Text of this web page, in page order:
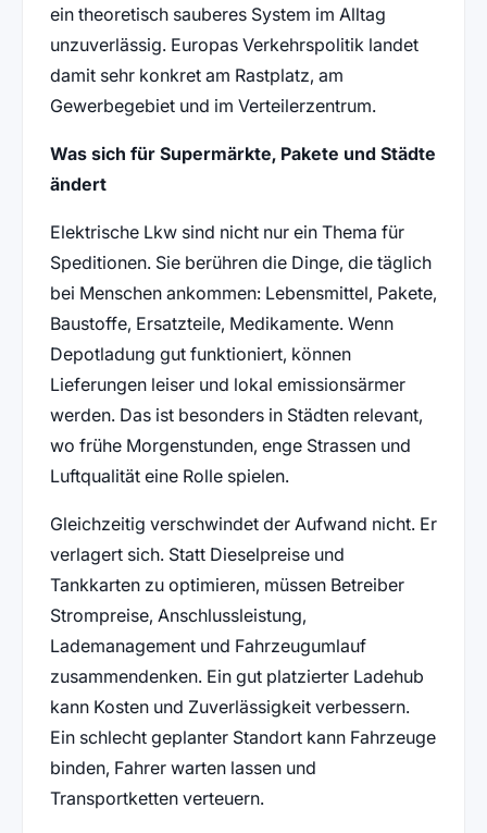
ein theoretisch sauberes System im Alltag
unzuverlässig. Europas Verkehrspolitik landet
damit sehr konkret am Rastplatz, am
Gewerbegebiet und im Verteilerzentrum.
Was sich für Supermärkte, Pakete und Städte
ändert
Elektrische Lkw sind nicht nur ein Thema für
Speditionen. Sie berühren die Dinge, die täglich
bei Menschen ankommen: Lebensmittel, Pakete,
Baustoffe, Ersatzteile, Medikamente. Wenn
Depotladung gut funktioniert, können
Lieferungen leiser und lokal emissionsärmer
werden. Das ist besonders in Städten relevant,
wo frühe Morgenstunden, enge Strassen und
Luftqualität eine Rolle spielen.
Gleichzeitig verschwindet der Aufwand nicht. Er
verlagert sich. Statt Dieselpreise und
Tankkarten zu optimieren, müssen Betreiber
Strompreise, Anschlussleistung,
Lademanagement und Fahrzeugumlauf
zusammendenken. Ein gut platzierter Ladehub
kann Kosten und Zuverlässigkeit verbessern.
Ein schlecht geplanter Standort kann Fahrzeuge
binden, Fahrer warten lassen und
Transportketten verteuern.